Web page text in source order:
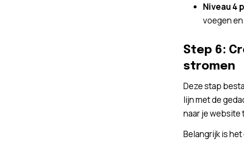
Niveau 4
voegen
Step 6:
stromen
Deze stap
lijn met de
naar je website
Belangrijk is